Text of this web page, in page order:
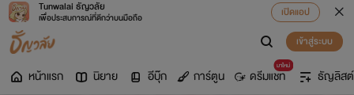
Tunwalai ธัญวลัย
เพื่อประสบการณ์ที่ดีกว่าบนมือถือ
เปิดแอป
เข้าสู่ระบบ
หน้าแรก นิยาย อีบุ๊ก การ์ตูน
มาใหม่
ดรีมแชท ธัญลิสต์